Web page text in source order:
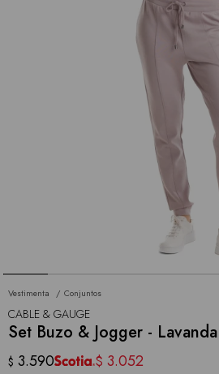
Vestimenta Conjuntos
CABLE & GAUGE
Set Buzo & Jogger - Lavanda
$ 3.590 $ 3.052